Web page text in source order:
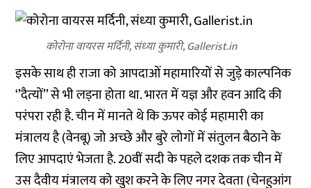
कोरोना वायरस मर्दिनी, संध्‍या कुमारी, Gallerist.in
इसके साथ ही राजा को आपदाओं महामारियों से जुड़े काल्‍पनिक
‘’दैत्‍यों’’ से भी लड़ना होता था. भारत में यज्ञ और हवन आदि की
परंपरा रही है. चीन में मानते थे कि ऊपर कोई महामारी का
मंत्रालय है (वेनबू) जो अच्‍छे और बुरे लोगों में संतुलन बैठाने के
लिए आपदाएं भेजता है. 20वीं सदी के पहले दशक तक चीन में
उस दैवीय मंत्रालय को खुश करने के लिए नगर देवता (चेनहुआंग